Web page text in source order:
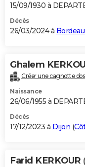
15/09/1930 à
Décès
26/03/2024 à
Ghalem
Créer une cagnotte
Naissance
26/06/1955 à
Décès
17/12/2023 à Dijon (
Farid KERKOUR